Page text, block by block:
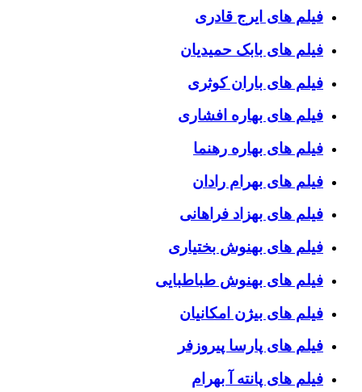
فیلم های ایرج قادری
فیلم های بابک حمیدیان
فیلم های باران کوثری
فیلم های بهاره افشاری
فیلم های بهاره رهنما
فیلم های بهرام رادان
فیلم های بهزاد فراهانی
فیلم های بهنوش بختیاری
فیلم های بهنوش طباطبایی
فیلم های بیژن امکانیان
فیلم های پارسا پیروزفر
فیلم های پانته آ بهرام